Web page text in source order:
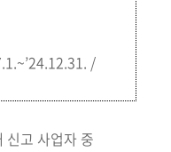
/
신고 사업자 중